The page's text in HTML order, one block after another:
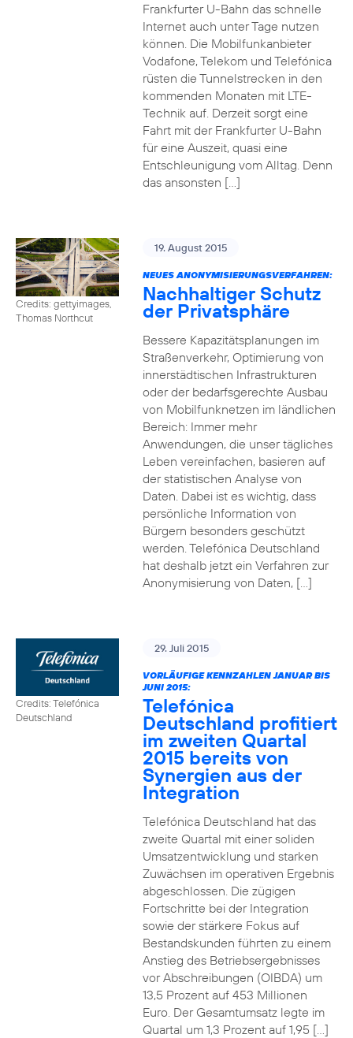
Frankfurter U-Bahn das schnelle
Internet auch unter Tage nutzen
können. Die Mobilfunkanbieter
Vodafone, Telekom und Telefónica
rüsten die Tunnelstrecken in den
kommenden Monaten mit LTE-
Technik auf. Derzeit sorgt eine
Fahrt mit der Frankfurter U-Bahn
für eine Auszeit, quasi eine
Entschleunigung vom Alltag. Denn
das ansonsten […]
Credits: gettyimages,
Thomas Northcut
19. August 2015
NEUES ANONYMISIERUNGSVERFAHREN:
Nachhaltiger Schutz
der Privatsphäre
Bessere Kapazitätsplanungen im
Straßenverkehr, Optimierung von
innerstädtischen Infrastrukturen
oder der bedarfsgerechte Ausbau
von Mobilfunknetzen im ländlichen
Bereich: Immer mehr
Anwendungen, die unser tägliches
Leben vereinfachen, basieren auf
der statistischen Analyse von
Daten. Dabei ist es wichtig, dass
persönliche Information von
Bürgern besonders geschützt
werden. Telefónica Deutschland
hat deshalb jetzt ein Verfahren zur
Anonymisierung von Daten, […]
Credits: Telefónica
Deutschland
29. Juli 2015
VORLÄUFIGE KENNZAHLEN JANUAR BIS
JUNI 2015:
Telefónica
Deutschland profitiert
im zweiten Quartal
2015 bereits von
Synergien aus der
Integration
Telefónica Deutschland hat das
zweite Quartal mit einer soliden
Umsatzentwicklung und starken
Zuwächsen im operativen Ergebnis
abgeschlossen. Die zügigen
Fortschritte bei der Integration
sowie der stärkere Fokus auf
Bestandskunden führten zu einem
Anstieg des Betriebsergebnisses
vor Abschreibungen (OIBDA) um
13,5 Prozent auf 453 Millionen
Euro. Der Gesamtumsatz legte im
Quartal um 1,3 Prozent auf 1,95 […]